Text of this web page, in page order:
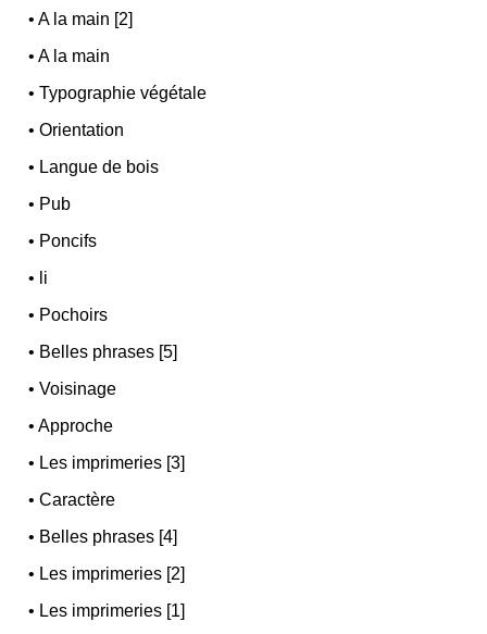
•A la main [2]
•A la main
•Typographie végétale
•Orientation
• Langue de bois
• Pub
• Poncifs
• li
• Pochoirs
• Belles phrases [5]
•Voisinage
•Approche
• Les imprimeries [3]
•Caractère
• Belles phrases [4]
• Les imprimeries [2]
• Les imprimeries [1]